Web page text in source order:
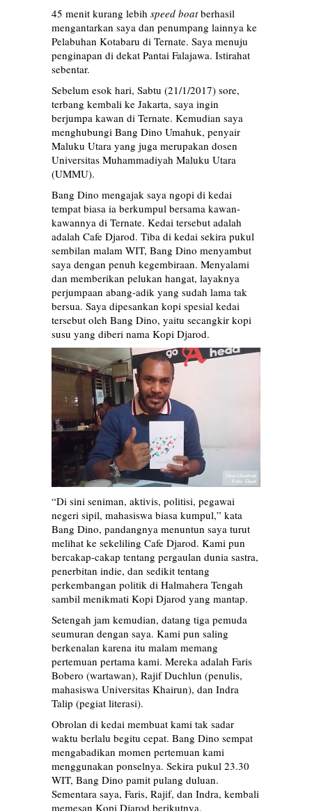
45 menit kurang lebih speed boatberhasil
mengantarkan saya dan penumpang lainnya ke
Pelabuhan Kotabaru di Ternate. Saya menuju
penginapan di dekat Pantai Falajawa. Istirahat
sebentar.
Sebelum esok hari, Sabtu (21/1/2017) sore,
terbang kembali ke Jakarta, saya ingin
berjumpa kawan di Ternate. Kemudian saya
menghubungi Bang Dino Umahuk, penyair
Maluku Utara yang juga merupakan dosen
Universitas Muhammadiyah Maluku Utara
(UMMU).
Bang Dino mengajak saya ngopi di kedai
tempat biasa ia berkumpul bersama kawan-
kawannya di Ternate. Kedai tersebut adalah
adalah Cafe Djarod. Tiba di kedai sekira pukul
sembilan malam WIT, Bang Dino menyambut
saya dengan penuh kegembiraan. Menyalami
dan memberikan pelukan hangat, layaknya
perjumpaan abang-adik yang sudah lama tak
bersua. Saya dipesankan kopi spesial kedai
tersebut oleh Bang Dino, yaitu secangkir kopi
susu yang diberi nama Kopi Djarod.
“Di sini seniman, aktivis, politisi, pegawai
negeri sipil, mahasiswa biasa kumpul,” kata
Bang Dino, pandangnya menuntun saya turut
melihat ke sekeliling Cafe Djarod. Kami pun
bercakap-cakap tentang pergaulan dunia sastra,
penerbitan indie, dan sedikit tentang
perkembangan politik di Halmahera Tengah
sambil menikmati Kopi Djarod yang mantap.
Setengah jam kemudian, datang tiga pemuda
seumuran dengan saya. Kami pun saling
berkenalan karena itu malam memang
pertemuan pertama kami. Mereka adalah Faris
Bobero (wartawan), Rajif Duchlun (penulis,
mahasiswa Universitas Khairun), dan Indra
Talip (pegiat literasi).
Obrolan di kedai membuat kami tak sadar
waktu berlalu begitu cepat. Bang Dino sempat
mengabadikan momen pertemuan kami
menggunakan ponselnya. Sekira pukul 23.30
WIT, Bang Dino pamit pulang duluan.
Sementara saya, Faris, Rajif, dan Indra, kembali
memesan Kopi Djarod berikutnya.